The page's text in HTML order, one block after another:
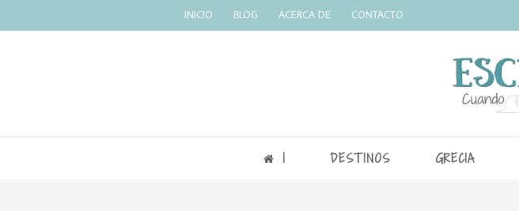
INICIO BLOG ACERCA DE CONTACTO
| DESTINOS GRECIA